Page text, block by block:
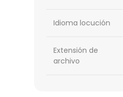
Idioma locución
Extensión de
archivo